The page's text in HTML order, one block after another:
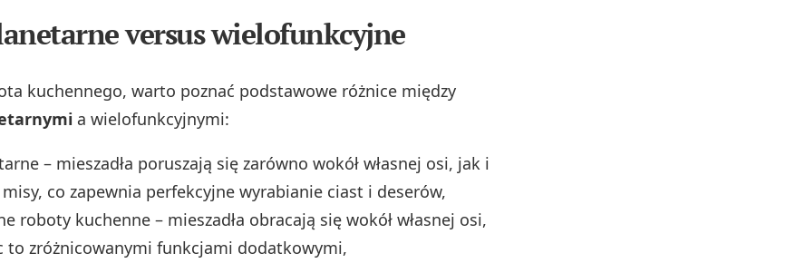
versus wielofunkcyjne
kuchennego, warto poznać podstawowe różnice między
a wielofunkcyjnymi:
– mieszadła poruszają się zarówno wokół własnej osi, jak i
co zapewnia perfekcyjne wyrabianie ciast i deserów,
roboty kuchenne – mieszadła obracają się wokół własnej osi,
to zróżnicowanymi funkcjami dodatkowymi,